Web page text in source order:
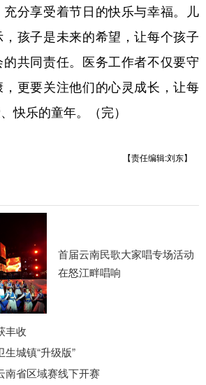
分享受着节日的快乐与幸福。儿
孩子是未来的希望，让每个孩子
共同责任。医务工作者不仅要守
更要关注他们的心灵成长，让每
快乐的童年。（完）
【责任编辑:刘东】
首届云南民歌大家唱专场活动
在怒江畔唱响
丰收
城镇“升级版”
南省区域赛线下开赛